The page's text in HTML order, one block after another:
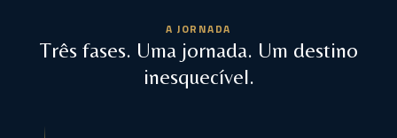
A JORNADA
Três fases. Uma jornada. Um destino
inesquecível.